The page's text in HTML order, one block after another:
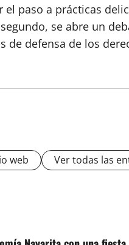
el paso a prácticas
se abre un
de defensa de los
web Ver todas las